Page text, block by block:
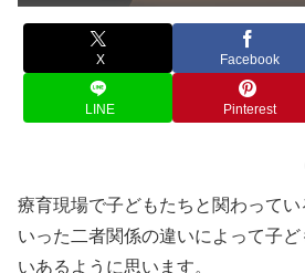
X Facebook
LINE Pinterest
療育現場で子どもたちと関わって
いった二者関係の違いによって子
いあるように思います。